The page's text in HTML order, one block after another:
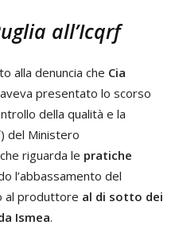
all’Icqrf
alla denuncia che Cia
aveva presentato lo scorso
della qualità e la
) del Ministero
riguarda le pratiche
l’abbassamento del
al produttore al di sotto dei
Ismea.